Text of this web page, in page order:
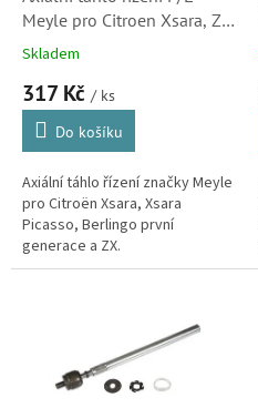
Meyle pro Citroen Xsara, ZX,
Berlingo a Xsara Picasso
Skladem
317 Kč / ks
Do košíku
Axiální táhlo řízení značky Meyle
pro Citroën Xsara, Xsara
Picasso, Berlingo první
generace a ZX.